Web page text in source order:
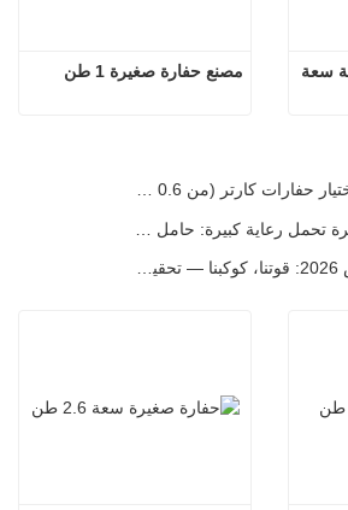
مصنع حفارة صغيرة 1 طن
دليل خبير لاختيار حفارات كارتر (من 0.6 طن إلى 60 طن) لتحقيق الكفاءة المثلى في موقع العمل